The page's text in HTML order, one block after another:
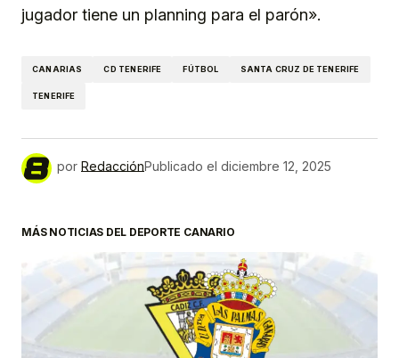
jugador tiene un planning para el parón».
CANARIAS CD TENERIFE FÚTBOL SANTA CRUZ DE TENERIFE
TENERIFE
por RedacciónPublicado el diciembre 12, 2025
MÁS NOTICIAS DEL DEPORTE CANARIO